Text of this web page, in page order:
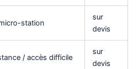
station
sur
devis
/ accès difficile
sur
devis